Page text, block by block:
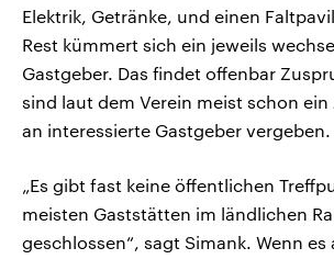
Elektrik, Getränke, und einen
Rest kümmert sich ein jeweils
Gastgeber. Das findet offenbar
sind laut dem Verein meist schon ein
an interessierte Gastgeber vergeben.
„Es gibt fast keine öffentlichen
meisten Gaststätten im ländlichen
geschlossen“, sagt Simank. Wenn es